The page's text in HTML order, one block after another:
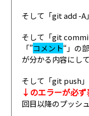
そして「git add -A
そして「git
「”コメント“」の
が分かる内容にし
そして「git push
↓のエラーが必ず
回目以降のプッシ